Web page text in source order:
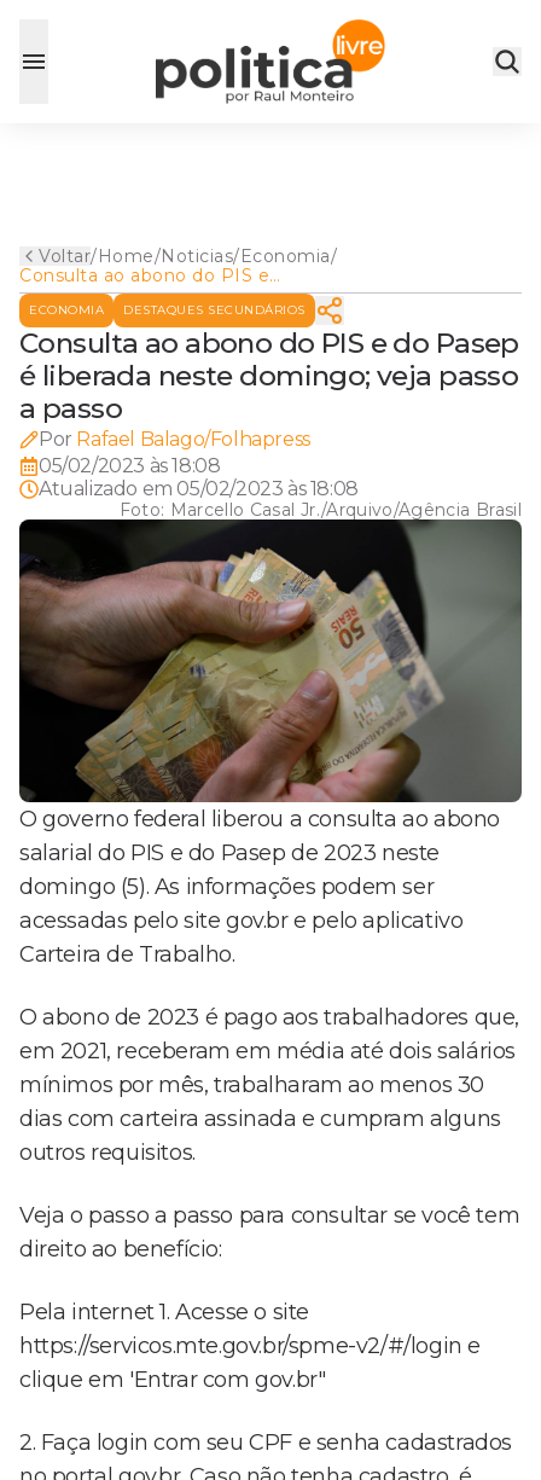
Voltar/Home/Noticias/Economia/
Consulta ao abono do PIS e
do Pasep é liberada neste
domingo; veja passo a passo
ECONOMIA DESTAQUES SECUNDÁRIOS
Consulta ao abono do PIS e do Pasep
é liberada neste domingo; veja passo
a passo
Por Rafael Balago/Folhapress
05/02/2023 às 18:08
Atualizado em 05/02/2023 às 18:08
Foto: Marcello Casal Jr./Arquivo/Agência Brasil
O governo federal liberou a consulta ao abono
salarial do PIS e do Pasep de 2023 neste
domingo (5). As informações podem ser
acessadas pelo site gov.br e pelo aplicativo
Carteira de Trabalho.
O abono de 2023 é pago aos trabalhadores que,
em 2021, receberam em média até dois salários
mínimos por mês, trabalharam ao menos 30
dias com carteira assinada e cumpram alguns
outros requisitos.
Veja o passo a passo para consultar se você tem
direito ao benefício:
Pela internet 1. Acesse o site
https://servicos.mte.gov.br/spme-v2/#/login e
clique em 'Entrar com gov.br"
2. Faça login com seu CPF e senha cadastrados